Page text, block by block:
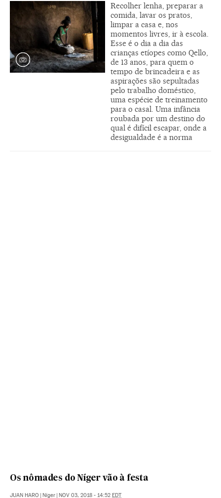
Recolher lenha, preparar a
comida, lavar os pratos,
limpar a casa e, nos
momentos livres, ir à escola.
Esse é o dia a dia das
crianças etíopes como Qello,
de 13 anos, para quem o
tempo de brincadeira e as
aspirações são sepultadas
pelo trabalho doméstico,
uma espécie de treinamento
para o casal. Uma infância
roubada por um destino do
qual é difícil escapar, onde a
desigualdade é a norma
Os nômades do Níger vão à festa
JUAN HARO | Níger | NOV 03, 2018 - 14:52 EDT